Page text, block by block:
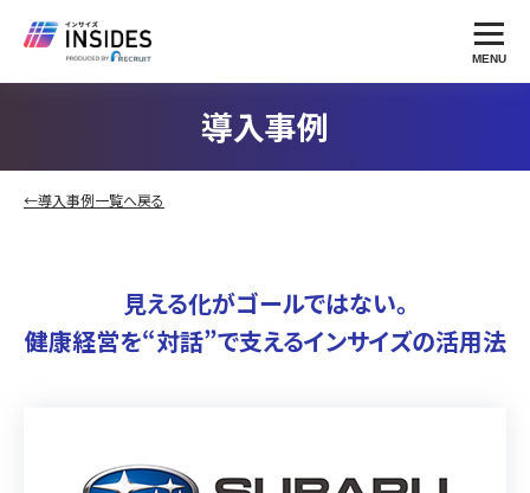
MENU
導入事例
←導入事例一覧へ戻る
見える化がゴールではない。
健康経営を“対話”で支えるインサイズの活用法